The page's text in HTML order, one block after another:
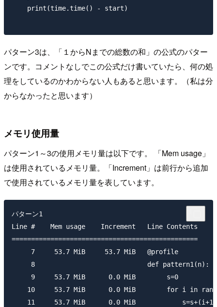
    print(time.time() - start)
パターン3は、「１からNまでの総数の和」の公式のパター
ンです。コメントなしでこの公式だけ書いていたら、何の処
理をしているのかわからない人もあると思います。（私は分
からなかったと思います）
メモリ使用量
パターン1～3の使用メモリ量は以下です。 「Mem usage」
は使用されているメモリ量。「Increment」は前行から追加
で使用されているメモリ量を表しています。
パターン1
Line #    Mem usage    Increment   Line Contents
================================================
     7     53.7 MiB     53.7 MiB   @profile
     8                             def pattern1(n):
     9     53.7 MiB      0.0 MiB        s=0
10     53.7 MiB      0.0 MiB        for i in
    11     53.7 MiB      0.0 MiB            s=s+(i+1)